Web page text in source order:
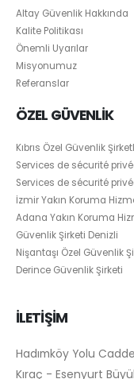
Altay Güvenlik Hakkında
Kalite Politikası
Önemli Uyarılar
Misyonumuz
Referanslar
ÖZEL GÜVENLİK
Kıbrıs Özel Güvenlik
Services de sécurité
Services de sécurité
İzmir Yakın Koruma
Adana Yakın Koruma
Güvenlik Şirketi Denizli
Nişantaşı Özel Güvenlik
Derince Güvenlik Şirketi
İLETİŞİM
Hadımköy Yolu
Kıraç - Esenyurt